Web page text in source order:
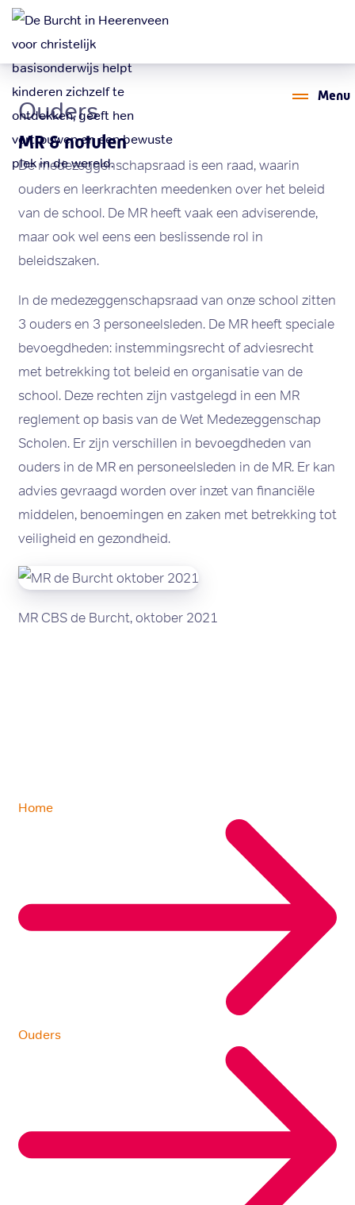
Menu
Ouders
MR & notulen
De medezeggenschapsraad is een raad, waarin
ouders en leerkrachten meedenken over het beleid
van de school. De MR heeft vaak een adviserende,
maar ook wel eens een beslissende rol in
beleidszaken.
In de medezeggenschapsraad van onze school zitten
3 ouders en 3 personeelsleden. De MR heeft speciale
bevoegdheden: instemmingsrecht of adviesrecht
met betrekking tot beleid en organisatie van de
school. Deze rechten zijn vastgelegd in een MR
reglement op basis van de Wet Medezeggenschap
Scholen. Er zijn verschillen in bevoegdheden van
ouders in de MR en personeelsleden in de MR. Er kan
advies gevraagd worden over inzet van financiële
middelen, benoemingen en zaken met betrekking tot
veiligheid en gezondheid.
MR CBS de Burcht, oktober 2021
Home
Ouders